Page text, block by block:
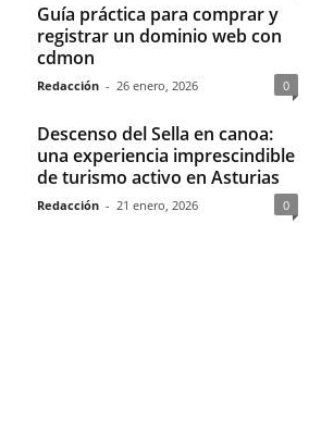
Guía práctica para comprar y
registrar un dominio web con
cdmon
Redacción - 26 enero, 2026 0
Descenso del Sella en canoa:
una experiencia imprescindible
de turismo activo en Asturias
Redacción - 21 enero, 2026 0